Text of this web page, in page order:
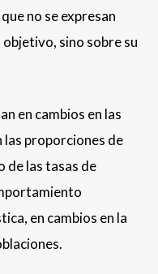
no se expresan
sino sobre su
en cambios en las
las proporciones de
de las tasas de
en cambios en la